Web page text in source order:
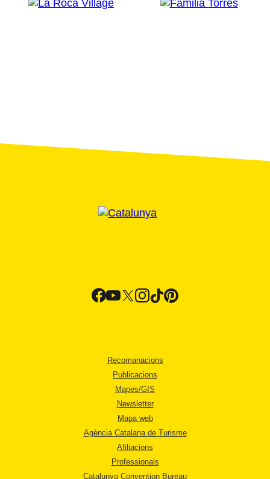
Recomanacions
Publicacions
Mapes/GIS
Newsletter
Mapa web
Agència Catalana de Turisme
Afiliacions
Professionals
Catalunya Convention Bureau